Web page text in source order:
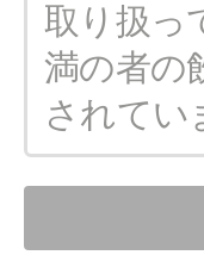
取り扱っ
満の者の
されてい